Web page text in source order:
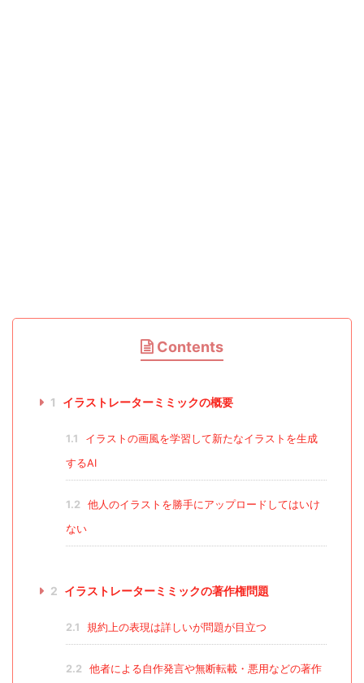
Contents
1 イラストレーターミミックの概要
1.1
イラストの画風を学習して新たなイラストを生成
するAI
1.2
他人のイラストを勝手にアップロードしてはいけ
ない
2 イラストレーターミミックの著作権問題
2.1 規約上の表現は詳しいが問題が目立つ
2.2
他者による自作発言や無断転載・悪用などの著作